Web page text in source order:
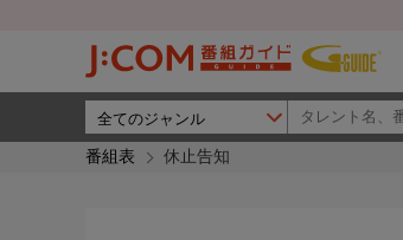
番組表 休止告知